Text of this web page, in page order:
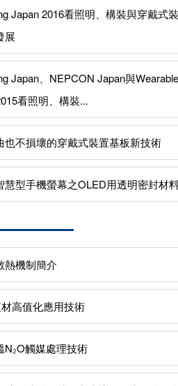
Japan 2016看照明、構裝與穿戴式裝
展
Japan、NEPCON Japan與Wearable
看照明、構裝...
也不損壞的穿戴式裝置基板新技術
慧型手機螢幕之OLED用透明密封材
熱機制簡介
高值化應用技術
N₂O觸媒處理技術